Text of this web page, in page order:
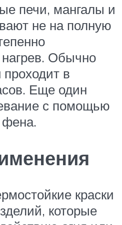
печи, мангалы и
не на полную
Обычно
проходит в
Еще один
с помощью
краски
которые